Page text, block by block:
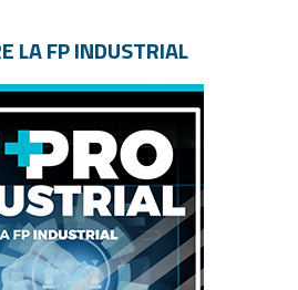
LA FP INDUSTRIAL